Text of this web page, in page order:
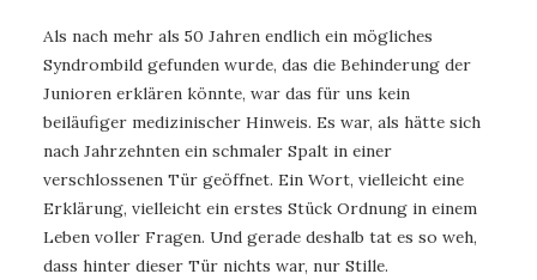
Als nach mehr als 50 Jahren endlich ein mögliches
Syndrombild gefunden wurde, das die Behinderung der
Junioren erklären könnte, war das für uns kein
beiläufiger medizinischer Hinweis. Es war, als hätte sich
nach Jahrzehnten ein schmaler Spalt in einer
verschlossenen Tür geöffnet. Ein Wort, vielleicht eine
Erklärung, vielleicht ein erstes Stück Ordnung in einem
Leben voller Fragen. Und gerade deshalb tat es so weh,
dass hinter dieser Tür nichts war, nur Stille.